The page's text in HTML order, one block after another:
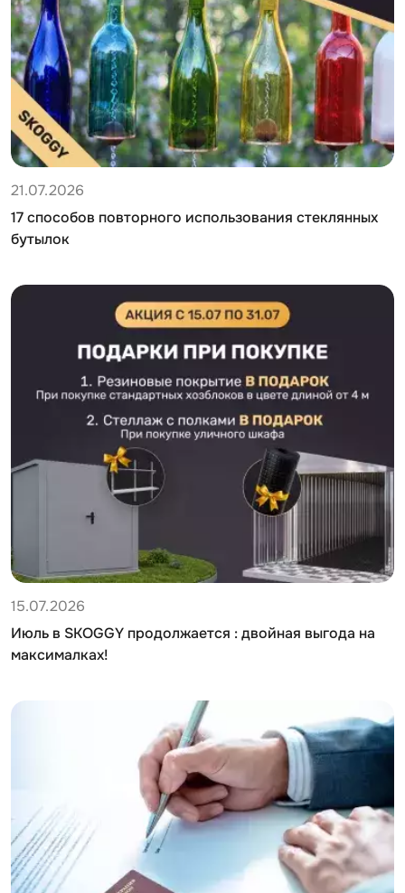
21.07.2026
17 способов повторного использования стеклянных
бутылок
15.07.2026
Июль в SKOGGY продолжается : двойная выгода на
максималках!